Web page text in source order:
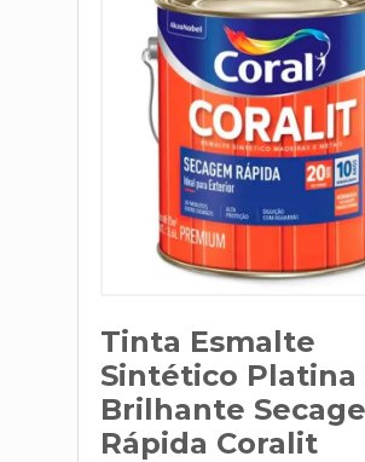
Tinta Esmalte
Sintético Platina
Brilhante
Rápida Coralit